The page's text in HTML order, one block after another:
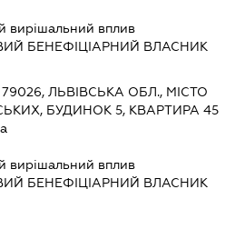
вирішальний вплив
БЕНЕФІЦІАРНИЙ ВЛАСНИК
ЛЬВІВСЬКА ОБЛ., МІСТО
БУДИНОК 5, КВАРТИРА 45
вирішальний вплив
БЕНЕФІЦІАРНИЙ ВЛАСНИК